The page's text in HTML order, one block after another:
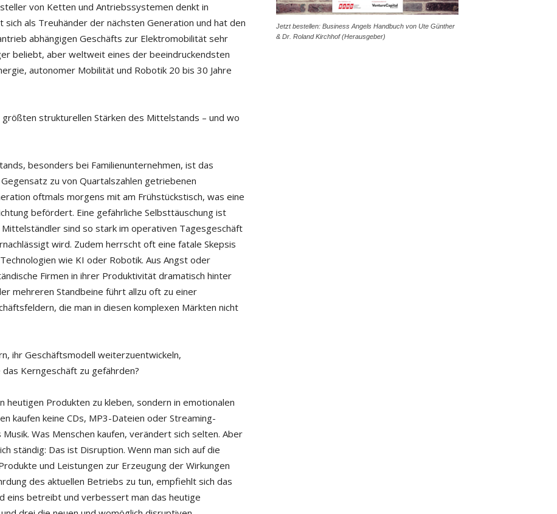
von Ketten und Antriebssystemen denkt in
als Treuhänder der nächsten Generation und hat den
abhängigen Geschäfts zur Elektromobilität sehr
beliebt, aber weltweit eines der beeindruckendsten
autonomer Mobilität und Robotik 20 bis 30 Jahre
größten strukturellen Stärken des Mittelstands – und wo
besonders bei Familienunternehmen, ist das
zu von Quartalszahlen getriebenen
oftmals morgens mit am Frühstückstisch, was eine
befördert. Eine gefährliche Selbsttäuschung ist
sind so stark im operativen Tagesgeschäft
wird. Zudem herrscht oft eine fatale Skepsis
wie KI oder Robotik. Aus Angst oder
Firmen in ihrer Produktivität dramatisch hinter
mehreren Standbeine führt allzu oft zu einer
die man in diesen komplexen Märkten nicht
ihr Geschäftsmodell weiterzuentwickeln,
Kerngeschäft zu gefährden?
heutigen Produkten zu kleben, sondern in emotionalen
kaufen keine CDs, MP3-Dateien oder Streaming-
Was Menschen kaufen, verändert sich selten. Aber
ständig: Das ist Disruption. Wenn man sich auf die
und Leistungen zur Erzeugung der Wirkungen
des aktuellen Betriebs zu tun, empfiehlt sich das
eins betreibt und verbessert man das heutige
Jetzt bestellen: Business Angels Handbuch von Ute Günther
& Dr. Roland Kirchhof (Herausgeber)